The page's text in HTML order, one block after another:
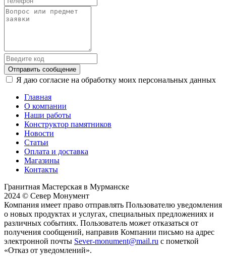
Отправить сообщение
Я даю согласие на обработку моих персональных данных
Главная
О компании
Наши работы
Конструктор памятников
Новости
Статьи
Оплата и доставка
Магазины
Контакты
Гранитная Мастерская в Мурманске
2024 © Север Монумент
Компания имеет право отправлять Пользователю уведомления
о новых продуктах и услугах, специальных предложениях и
различных событиях. Пользователь может отказаться от
получения сообщений, направив Компании письмо на адрес
электронной почты Sever-monument@mail.ru с пометкой
«Отказ от уведомлений».